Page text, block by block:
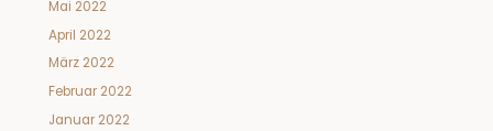
Mai 2022
April 2022
März 2022
Februar 2022
Januar 2022